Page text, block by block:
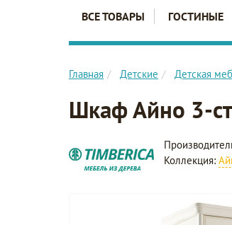
Главное меню сайта
ВСЕ ТОВАРЫ ГОСТИНЫЕ
Главная Детские Детская
Шкаф Айно 3-
Коллекция: